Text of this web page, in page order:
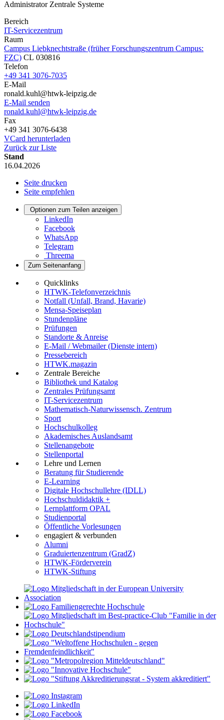
Administrator Zentrale Systeme
Bereich
IT-Servicezentrum
Raum
Campus Liebknechtstraße (früher Forschungszentrum Campus:
FZC) CL 030816
Telefon
+49 341 3076-7035
E-Mail
ronald.kuhl@htwk-leipzig.de
E-Mail senden
ronald.kuhl@htwk-leipzig.de
Fax
+49 341 3076-6438
VCard herunterladen
Zurück zur Liste
Stand
16.04.2026
Seite drucken
Seite empfehlen
Optionen zum Teilen anzeigen
LinkedIn
Facebook
WhatsApp
Telegram
Threema
Zum Seitenanfang
Quicklinks
HTWK-Telefonverzeichnis
Notfall (Unfall, Brand, Havarie)
Mensa-Speiseplan
Stundenpläne
Prüfungen
Standorte & Anreise
E-Mail / Webmailer (Dienste intern)
Pressebereich
HTWK.magazin
Zentrale Bereiche
Bibliothek und Katalog
Zentrales Prüfungsamt
IT-Servicezentrum
Mathematisch-Naturwissensch. Zentrum
Sport
Hochschulkolleg
Akademisches Auslandsamt
Stellenangebote
Stellenportal
Lehre und Lernen
Beratung für Studierende
E-Learning
Digitale Hochschullehre (IDLL)
Hochschuldidaktik +
Lernplattform OPAL
Studienportal
Öffentliche Vorlesungen
engagiert & verbunden
Alumni
Graduiertenzentrum (GradZ)
HTWK-Förderverein
HTWK-Stiftung